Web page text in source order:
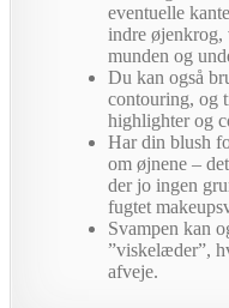
eventuelle
indre
munden og
Du kan også
contouring, og
highlighter og
Har din blush
om øjnene –
der jo ingen
fugtet
Svampen kan
”viskelæder”,
afveje.